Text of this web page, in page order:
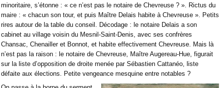
minoritaire, s’étonne : « ce n’est pas le notaire de Chevreuse ? ». Rictus du
maire : « chacun son tour, et puis Maître Delais habite à Chevreuse ». Petits
rires autour de la table du conseil. Décodage : le notaire Delais a son
cabinet au village voisin du Mesnil-Saint-Denis, avec ses confrères
Chansac, Chenailler et Bonnot, et habite effectivement Chevreuse. Mais là
n’est pas la raison : le notaire de Chevreuse, Maître Augereau-Hue, figurait
sur la liste d’opposition de droite menée par Sébastien Cattanéo, liste
défaite aux élections. Petite vengeance mesquine entre notables ?